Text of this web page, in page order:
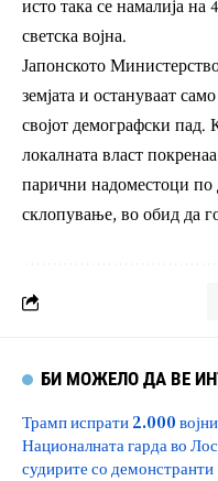
исто така се намалија на
светска војна.
Јапонското
земјата и остануваат
својот демографски пад.
локалната власт
парични надоместоци по
склопување, во обид да
БИ МОЖЕЛО ДА ВЕ
Трамп испрати 2.000
Националната гарда во
судирите со